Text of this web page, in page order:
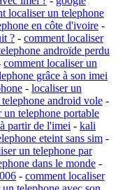
localiser un telephone
en côte d'ivoire -
? - comment localiser
androïde perdu
comment localiser un
grâce à son imei
- localiser un
android vole -
un telephone portable
partir de l'imei - kali
eteint sans sim -
un telephone par
dans le monde -
- comment localiser